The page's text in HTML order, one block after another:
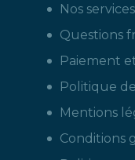
Nos services
Questions
Paiement
Politique
Mentions
Conditions